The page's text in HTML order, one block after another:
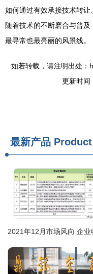
如何通过有效承接技术转让
随着技术的不断磨合与普及
最寻常也最亮丽的风景线。
如若转载，请注明出处
更新时间
最新产品 Product